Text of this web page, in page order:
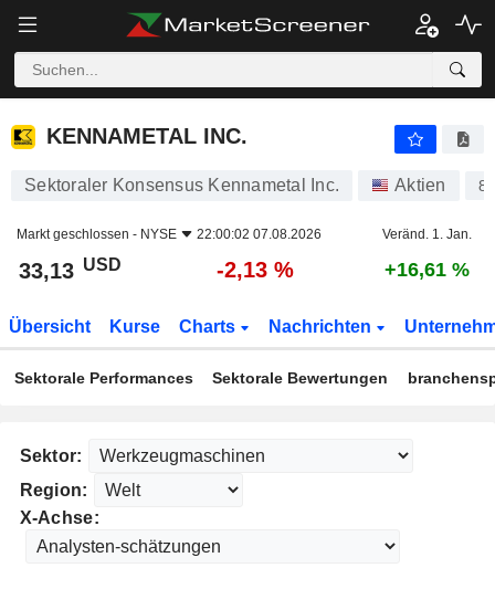
KENNAMETAL INC.
KENNAMETAL INC.
Sektoraler Konsensus Kennametal Inc. Aktien
Markt geschlossen - NYSE 22:00:02 07.08.2026 Veränd. 1. Jan.
33,13 USD -2,13 % +16,61 %
Übersicht Kurse Charts Nachrichten
Sektorale Performances Sektorale Bewertungen
Sektor:
Region:
X-Achse: